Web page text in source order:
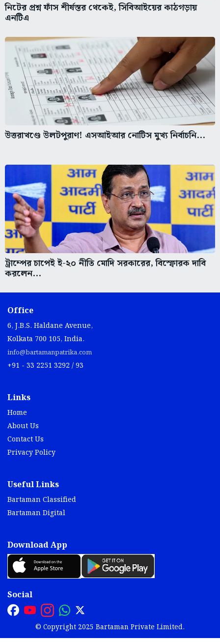
নিটের প্রশ্ন ফাঁস শীর্ষস্তর থেকেই, সিবিআইয়ের কাঠগড়ায়
এনটিএ
উত্তরাখণ্ডে উলটপুরাণ! এসআইআর নোটিস মুখ্য নির্বাচনি...
ট্রাম্পের চাপেই ই-২০ নীতি মোদি সরকারের, বিস্ফোরক দাবি
করলেন...
Office
6, J.B.S. Haldane Avenue,
Kolkata 700 105, India.
info@bartamanpatrika.com
+91 - 33 2251 3292 / 93
Links
Home
About Us
Contact Us
Privacy Policy
Useful Links
Bartaman Classified
Bartaman Digital
Download App
Social
© Copyright 2025 Bartaman Private Limited.